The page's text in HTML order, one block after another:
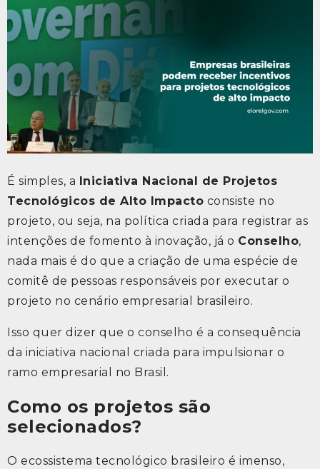
É simples, a Iniciativa Nacional de Projetos
Tecnológicos de Alto Impacto consiste no
projeto, ou seja, na política criada para registrar as
intenções de fomento à inovação, já o Conselho,
nada mais é do que a criação de uma espécie de
comitê de pessoas responsáveis por executar o
projeto no cenário empresarial brasileiro.
Isso quer dizer que o conselho é a consequência
da iniciativa nacional criada para impulsionar o
ramo empresarial no Brasil.
Como os projetos são
selecionados?
O ecossistema tecnológico brasileiro é imenso,